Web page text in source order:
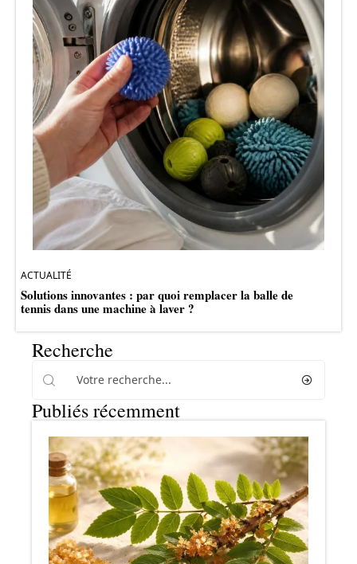
ACTUALITÉ
Solutions innovantes : par quoi remplacer la balle de
tennis dans une machine à laver ?
Recherche
Publiés récemment